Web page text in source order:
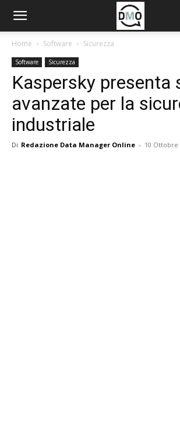
Home Software Sicurezza
Software Sicurezza
Kaspersky presenta
avanzate per la
industriale
Di Redazione Data Manager Online - 10 Ottobre